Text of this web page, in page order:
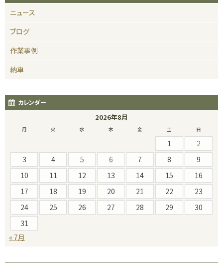
ニュース
ブログ
作業事例
納車
カレンダー
2026年8月
月 火 水 木 金 土 日
1
2
3
4 5 6 7 8
9
10
11 12 13 14 15
16
17
18 19 20 21 22
23
24
25 26 27 28 29
30
31
« 7月